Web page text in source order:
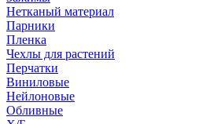
Нетканый материал
Парники
Пленка
Чехлы для растений
Перчатки
Виниловые
Нейлоновые
Обливные